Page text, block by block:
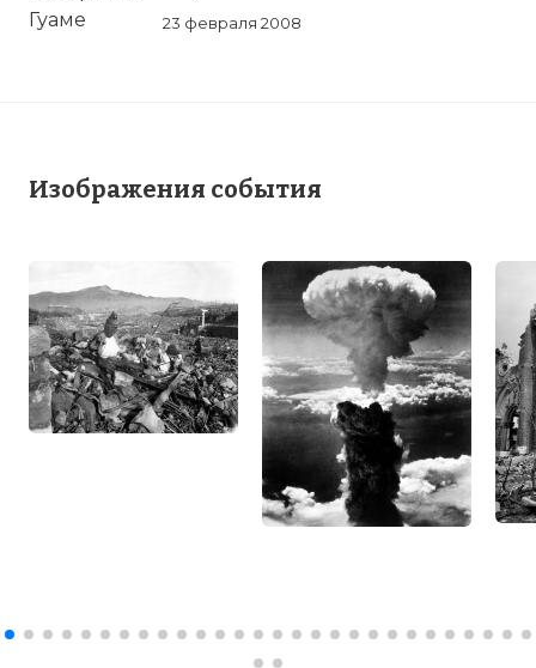
23 февраля 2008
Изображения события